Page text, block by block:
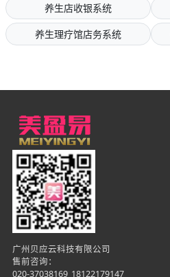
养生店收银系统
养生理疗馆店务系统
广州贝应云科技有限公司
售前咨询：
020-37038169 18122179147